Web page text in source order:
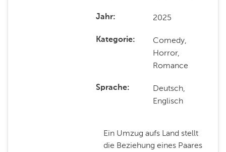
Jahr 2025
Kategorie
Comedy,
Horror,
Romance
Sprache
Deutsch,
Englisch
Ein Umzug aufs Land stellt
die Beziehung eines Paares